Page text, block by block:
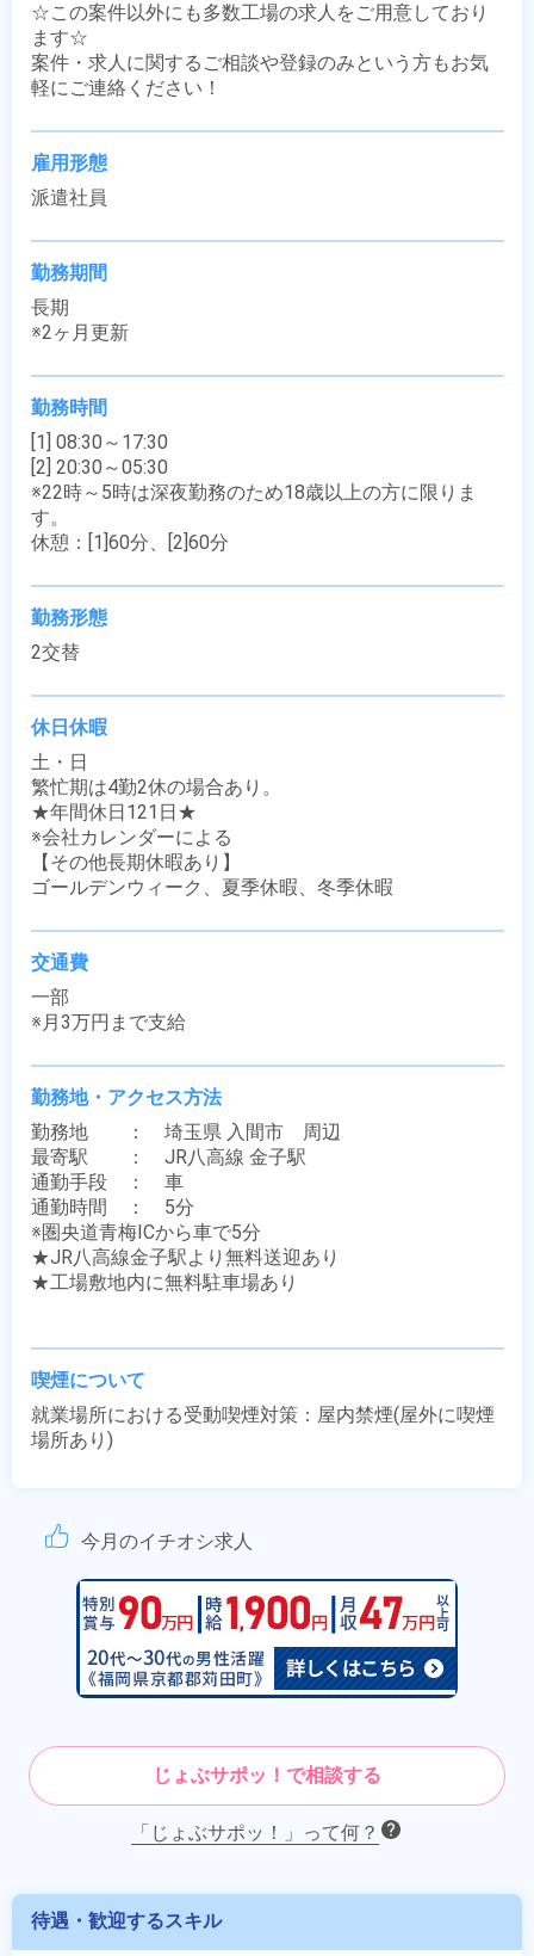
☆この案件以外にも多数工場の求人をご用意しており
ます☆
案件・求人に関するご相談や登録のみという方もお気
軽にご連絡ください！
雇用形態
派遣社員
勤務期間
長期
※2ヶ月更新
勤務時間
[1] 08:30～17:30
[2] 20:30～05:30
※22時～5時は深夜勤務のため18歳以上の方に限りま
す。
休憩：[1]60分、[2]60分
勤務形態
2交替
休日休暇
土・日
繁忙期は4勤2休の場合あり。
★年間休日121日★
※会社カレンダーによる
【その他長期休暇あり】
ゴールデンウィーク、夏季休暇、冬季休暇
交通費
一部
※月3万円まで支給
勤務地・アクセス方法
勤務地　　：　埼玉県 入間市　周辺
最寄駅　　：　JR八高線 金子駅
通勤手段　：　車
通勤時間　：　5分
※圏央道青梅ICから車で5分
★JR八高線金子駅より無料送迎あり
★工場敷地内に無料駐車場あり
喫煙について
就業場所における受動喫煙対策：屋内禁煙(屋外に喫煙
場所あり)
今月のイチオシ求人
じょぶサポッ！で相談する
「じょぶサポッ！」って何？
待遇・歓迎するスキル